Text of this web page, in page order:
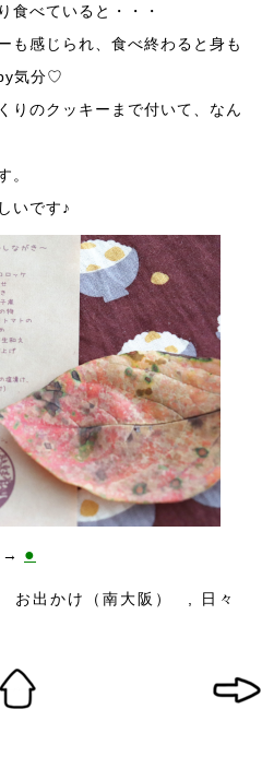
食べていると・・・
も感じられ、食べ終わると身も
気分♡
りのクッキーまで付いて、なん
。
いです♪
→ ●
お出かけ（南大阪） 日々